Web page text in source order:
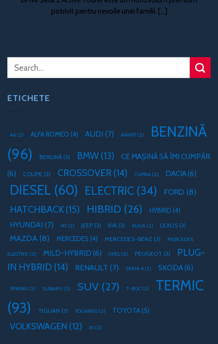
potrivit pentru nevoile unei familii. [...]
ETICHETE
A6 (2) ALFA ROMEO (4) AUDI (7) AVANT (2)
BENZINĂ
(96)
BERLINĂ (3) BMW (13)
CE MAȘINĂ SĂ ÎMI CUMPĂR
(6)
COUPE (3) CROSSOVER (14) CUPRA (2) DACIA(6)
DIESEL (60) ELECTRIC (34) FORD (8)
HATCHBACK (15) HIBRID (26) HYBRID (4)
HYUNDAI (7) IX1 (2) JEEP (3) KIA (3) KUGA (2) LEXUS (3)
MAZDA (8) MERCEDES (4) MERCEDES-BENZ (3) MERCEDES
ELECTRIC (2) MILD-HYBRID (6) OPEL(2) PEUGEOT (3)
PLUG-
IN HYBRID (14) RENAULT (7) SERIA 4 (2) SKODA(6)
SPRING (2) SUBARU (2) SUV (27) T-ROC (2)
TERMIC
(93)
TIGUAN (3) TOUAREG (2) TOYOTA(5)
VOLKSWAGEN (12) X1 (2)